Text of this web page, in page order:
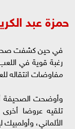
حمزة عبد
في حين كشفت
رغبة قوية في
مفاوضات انتقاله
وأوضحت الصحيفة
تلقيه عروضا
الألماني،